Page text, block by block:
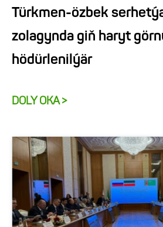
Türkmen-özbek
zolagynda giň haryt
hödürlenilýär
DOLY OKA >